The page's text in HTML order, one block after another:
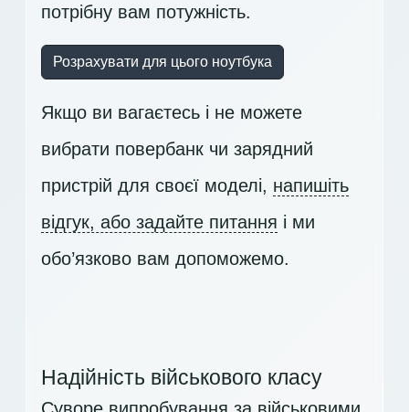
потрібну вам потужність.
Розрахувати для цього ноутбука
Якщо ви вагаєтесь і не можете
вибрати повербанк чи зарядний
пристрій для своєї моделі, напишіть
відгук, або задайте питання і ми
обо’язково вам допоможемо.
Надійність військового класу